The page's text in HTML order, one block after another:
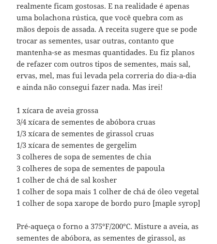
realmente ficam gostosas. E na realidade é apenas
uma bolachona rústica, que você quebra com as
mãos depois de assada. A receita sugere que se pode
trocar as sementes, usar outras, contanto que
mantenha-se as mesmas quantidades. Eu fiz planos
de refazer com outros tipos de sementes, mais sal,
ervas, mel, mas fui levada pela correria do dia-a-dia
e ainda não consegui fazer nada. Mas irei!
1 xícara de aveia grossa
3/4 xícara de sementes de abóbora cruas
1/3 xícara de sementes de girassol cruas
1/3 xícara de sementes de gergelim
3 colheres de sopa de sementes de chia
3 colheres de sopa de sementes de papoula
1 colher de chá de sal kosher
1 colher de sopa mais 1 colher de chá de óleo vegetal
1 colher de sopa xarope de bordo puro [maple syrop]
Pré-aqueça o forno a 375°F/200°C. Misture a aveia, as
sementes de abóbora, as sementes de girassol, as